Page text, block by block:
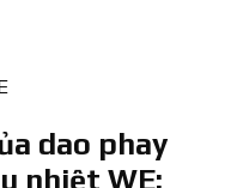
dao phay
nhiệt WE: